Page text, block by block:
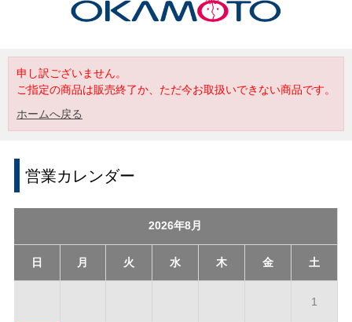
申し訳ございません。
ご指定の商品は販売終了か、ただ今お取扱いできない商品です。
ホームへ戻る
営業カレンダー
2026年8月
日 月 火 水 木 金 土
1